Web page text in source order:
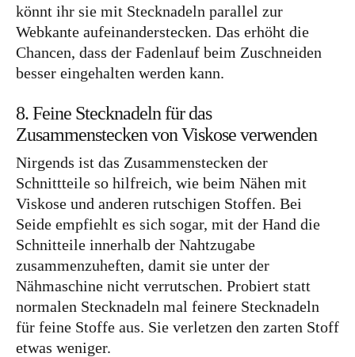
könnt ihr sie mit Stecknadeln parallel zur
Webkante aufeinanderstecken. Das erhöht die
Chancen, dass der Fadenlauf beim Zuschneiden
besser eingehalten werden kann.
8. Feine Stecknadeln für das
Zusammenstecken von Viskose verwenden
Nirgends ist das Zusammenstecken der
Schnittteile so hilfreich, wie beim Nähen mit
Viskose und anderen rutschigen Stoffen. Bei
Seide empfiehlt es sich sogar, mit der Hand die
Schnitteile innerhalb der Nahtzugabe
zusammenzuheften, damit sie unter der
Nähmaschine nicht verrutschen. Probiert statt
normalen Stecknadeln mal feinere Stecknadeln
für feine Stoffe aus. Sie verletzen den zarten Stoff
etwas weniger.